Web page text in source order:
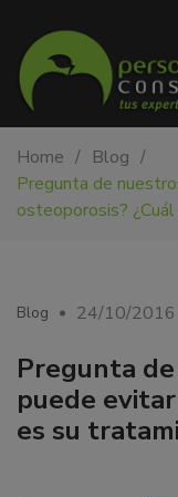
PDiet.com
–
Nutrición
y
dietista
en
la
nutrición
de
las
personas
y
Home
Blog
Pregunta de
osteoporosis?
Blog 24/10/2016
Pregunta
puede
es su